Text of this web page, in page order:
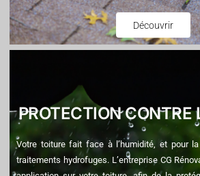
Découvrir
PROTECTION CONTRE
Votre toiture fait face à l’humidité, et pour
traitements hydrofuges. L’entreprise CG